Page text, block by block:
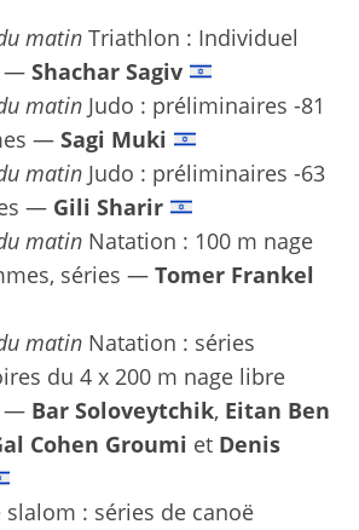
matin Triathlon : Individuel
— Shachar Sagiv
matin Judo : préliminaires -81
— Sagi Muki
matin Judo : préliminaires -63
— Gili Sharir
matin Natation : 100 m nage
séries — Tomer Frankel
matin Natation : séries
du 4 x 200 m nage libre
— Bar Soloveytchik, Eitan Ben
Cohen Groumi et Denis
slalom : séries de canoë